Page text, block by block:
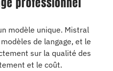
modèle unique. Mistral
de langage, et le
sur la qualité des
et le coût.